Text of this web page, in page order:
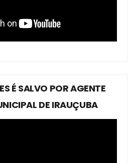
É SALVO POR AGENTE
DE IRAUÇUBA